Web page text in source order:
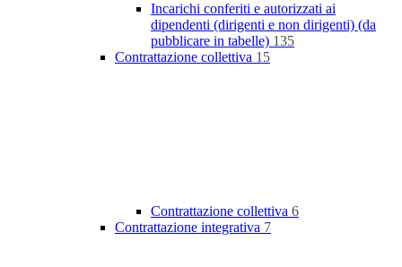
Incarichi conferiti e autorizzati ai
dipendenti (dirigenti e non dirigenti) (da
pubblicare in tabelle) 135
Contrattazione collettiva 15
Contrattazione collettiva 6
Contrattazione integrativa 7